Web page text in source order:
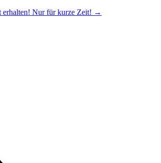
erhalten! Nur für kurze Zeit! →